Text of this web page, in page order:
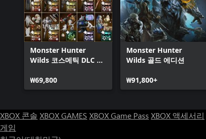
Monster Hunter
Wilds 코스메틱 DLC 콜
₩69,800
Monster Hunter
Wilds 골드 에디션
₩91,800+
XBOX 콘솔 XBOX GAMES XBOX Game Pass XBOX 액세서리
게임